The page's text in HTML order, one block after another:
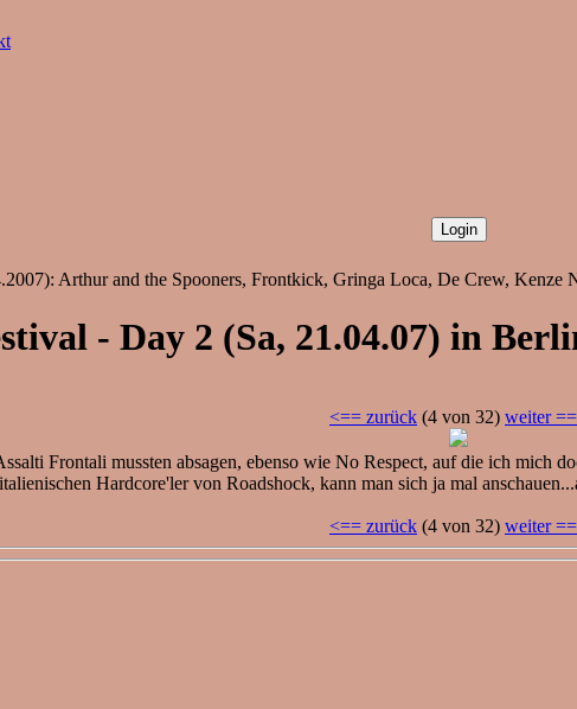
Arthur and the Spooners, Frontkick, Gringa Loca, De Crew, Kenze
- Day 2 (Sa, 21.04.07) in
<== zurück (4 von 32) weiter
Frontali mussten absagen, ebenso wie No Respect, auf die ich
italienischen Hardcore'ler von Roadshock, kann man sich ja mal
<== zurück (4 von 32) weiter